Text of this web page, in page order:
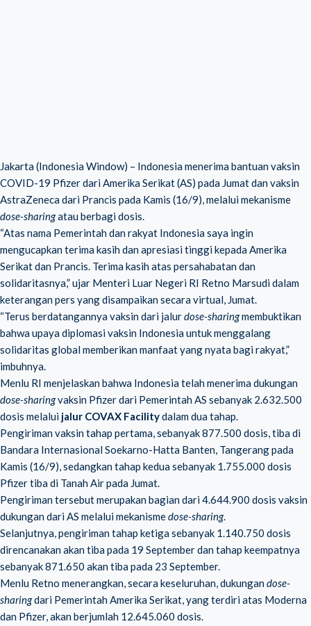
Jakarta (Indonesia Window) – Indonesia menerima bantuan vaksin
COVID-19 Pfizer dari Amerika Serikat (AS) pada Jumat dan vaksin
AstraZeneca dari Prancis pada Kamis (16/9), melalui mekanisme
dose-sharingatau berbagi dosis.
“Atas nama Pemerintah dan rakyat Indonesia saya ingin
mengucapkan terima kasih dan apresiasi tinggi kepada Amerika
Serikat dan Prancis. Terima kasih atas persahabatan dan
solidaritasnya,” ujar Menteri Luar Negeri RI Retno Marsudi dalam
keterangan pers yang disampaikan secara virtual, Jumat.
“Terus berdatangannya vaksin dari jalurdose-sharingmembuktikan
bahwa upaya diplomasi vaksin Indonesia untuk menggalang
solidaritas global memberikan manfaat yang nyata bagi rakyat,”
imbuhnya.
Menlu RI menjelaskan bahwa Indonesia telah menerima dukungan
dose-sharingvaksin Pfizer dari Pemerintah AS sebanyak 2.632.500
dosis melalui jalur COVAX Facilitydalam dua tahap.
Pengiriman vaksin tahap pertama, sebanyak 877.500 dosis, tiba di
Bandara Internasional Soekarno-Hatta Banten, Tangerang pada
Kamis (16/9), sedangkan tahap kedua sebanyak 1.755.000 dosis
Pfizer tiba di Tanah Air pada Jumat.
Pengiriman tersebut merupakan bagian dari 4.644.900 dosis vaksin
dukungan dari AS melalui mekanismedose-sharing.
Selanjutnya, pengiriman tahap ketiga sebanyak 1.140.750 dosis
direncanakan akan tiba pada 19 September dan tahap keempatnya
sebanyak 871.650 akan tiba pada 23 September.
Menlu Retno menerangkan, secara keseluruhan, dukungandose-
sharingdari Pemerintah Amerika Serikat, yang terdiri atas Moderna
dan Pfizer, akan berjumlah 12.645.060 dosis.